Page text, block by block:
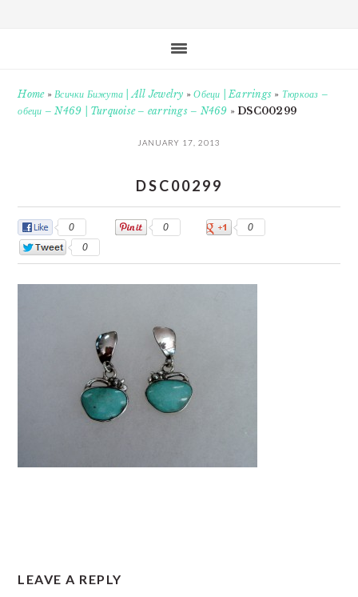
Home»Всички Бижута | All Jewelry »Обеци | Earrings » Тюркоаз –
обеци – N469 | Turquoise – earrings – N469 »DSC00299
JANUARY 17, 2013
DSC00299
0 0
0
0
INTERACTIONS
LEAVE A REPLY